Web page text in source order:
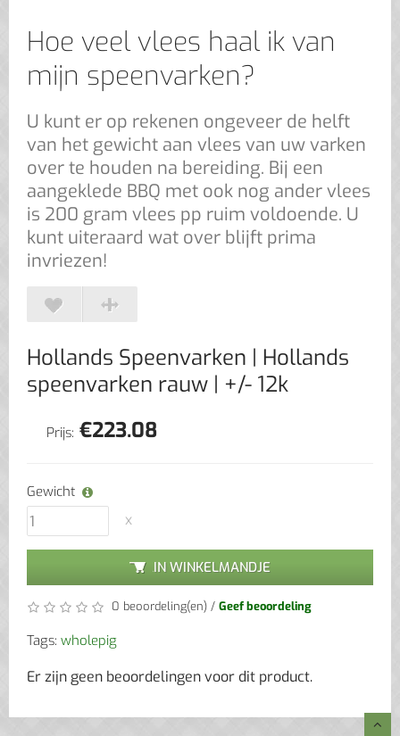
Hoe veel vlees haal ik van
mijn speenvarken?
U kunt er op rekenen ongeveer de helft
van het gewicht aan vlees van uw varken
over te houden na bereiding. Bij een
aangeklede BBQ met ook nog ander vlees
is 200 gram vlees pp ruim voldoende. U
kunt uiteraard wat over blijft prima
invriezen!
Hollands Speenvarken | Hollands
speenvarken rauw | +/- 12k
Prijs: €223.08
Gewicht
IN WINKELMANDJE
0 beoordeling(en) / Geef beoordeling
Tags: wholepig
Er zijn geen beoordelingen voor dit product.